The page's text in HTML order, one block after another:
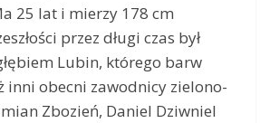
25 lat i mierzy 178 cm
przez długi czas był
Lubin, którego barw
inni obecni zawodnicy zielono-
Zbozień, Daniel Dziwniel